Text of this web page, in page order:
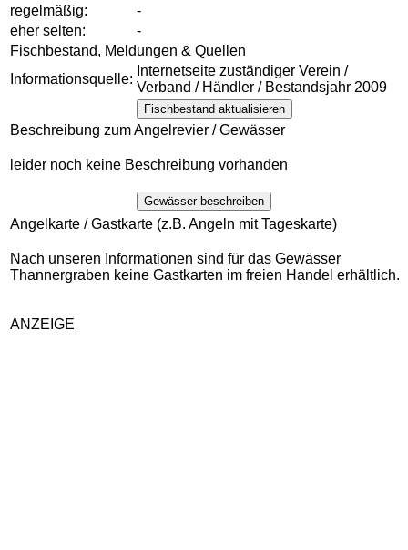
regelmäßig:
-
eher selten:
-
Fischbestand, Meldungen & Quellen
Informationsquelle:
Internetseite zuständiger Verein /
Verband / Händler / Bestandsjahr 2009
Fischbestand aktualisieren
Beschreibung zum Angelrevier / Gewässer
leider noch keine Beschreibung vorhanden
Gewässer beschreiben
Angelkarte / Gastkarte (z.B. Angeln mit Tageskarte)
Nach unseren Informationen sind für das Gewässer
Thannergraben keine Gastkarten im freien Handel erhältlich.
ANZEIGE